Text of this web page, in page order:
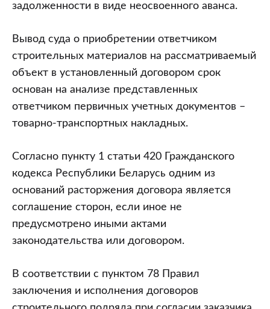
задолженности в виде неосвоенного аванса.
Вывод суда о приобретении ответчиком
строительных материалов на рассматриваемый
объект в установленный договором срок
основан на анализе представленных
ответчиком первичных учетных документов –
товарно-транспортных накладных.
Согласно пункту 1 статьи 420 Гражданского
кодекса Республики Беларусь одним из
оснований расторжения договора является
соглашение сторон, если иное не
предусмотрено иными актами
законодательства или договором.
В соответствии с пунктом 78 Правил
заключения и исполнения договоров